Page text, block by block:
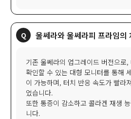
울쎄라와 울쎄라피 프라임의
기존 울쎄라의 업그레이드 버전으로
확인할 수 있는 대형 모니터를 통해
이 가능하며, 터치 반응 속도가 빨라
었습니다.
또한 통증이 감소하고 콜라겐 재생
니다.